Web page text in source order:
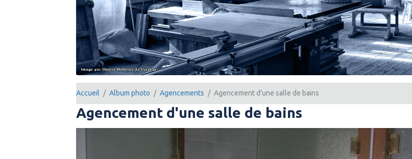
Accueil Album photo Agencements Agencement d'une salle de bains
Agencement d'une salle de bains